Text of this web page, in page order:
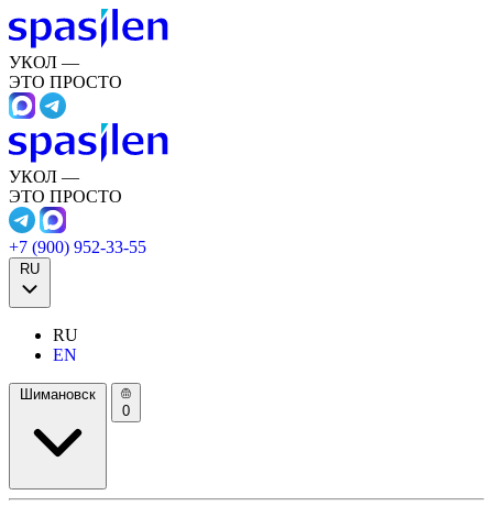
УКОЛ —
ЭТО ПРОСТО
УКОЛ —
ЭТО ПРОСТО
+7 (900) 952-33-55
RU
RU
EN
Шимановск
0